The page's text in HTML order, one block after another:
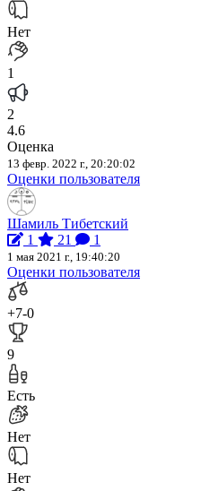
Нет
1
2
4.6
Оценка
13 февр. 2022 г., 20:20:02
Оценки пользователя
Шамиль Тибетский
1
21 1
1 мая 2021 г., 19:40:20
Оценки пользователя
+7-0
9
Есть
Нет
Нет